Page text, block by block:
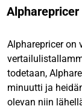
Alpharepricer
Alpharepricer on
todetaan,
minuutti ja
olevan niin